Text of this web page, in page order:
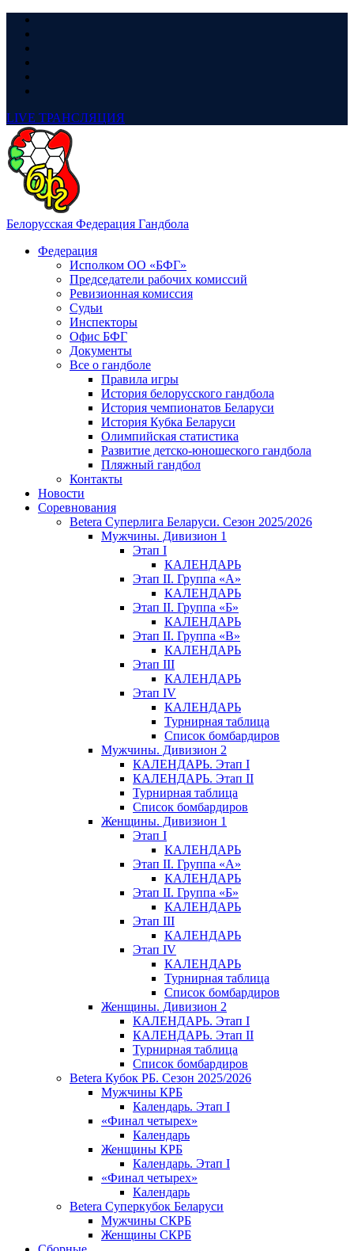
LIVE ТРАНСЛЯЦИЯ
Белорусская Федерация Гандбола
Федерация
Исполком ОО «БФГ»
Председатели рабочих комиссий
Ревизионная комиссия
Судьи
Инспекторы
Офис БФГ
Документы
Все о гандболе
Правила игры
История белорусского гандбола
История чемпионатов Беларуси
История Кубка Беларуси
Олимпийская статистика
Развитие детско-юношеского гандбола
Пляжный гандбол
Контакты
Новости
Соревнования
Betera Суперлига Беларуси. Сезон 2025/2026
Мужчины. Дивизион 1
Этап I
КАЛЕНДАРЬ
Этап II. Группа «А»
КАЛЕНДАРЬ
Этап II. Группа «Б»
КАЛЕНДАРЬ
Этап II. Группа «В»
КАЛЕНДАРЬ
Этап III
КАЛЕНДАРЬ
Этап IV
КАЛЕНДАРЬ
Турнирная таблица
Список бомбардиров
Мужчины. Дивизион 2
КАЛЕНДАРЬ. Этап I
КАЛЕНДАРЬ. Этап II
Турнирная таблица
Список бомбардиров
Женщины. Дивизион 1
Этап I
КАЛЕНДАРЬ
Этап II. Группа «А»
КАЛЕНДАРЬ
Этап II. Группа «Б»
КАЛЕНДАРЬ
Этап III
КАЛЕНДАРЬ
Этап IV
КАЛЕНДАРЬ
Турнирная таблица
Список бомбардиров
Женщины. Дивизион 2
КАЛЕНДАРЬ. Этап I
КАЛЕНДАРЬ. Этап II
Турнирная таблица
Список бомбардиров
Betera Кубок РБ. Сезон 2025/2026
Мужчины КРБ
Календарь. Этап I
«Финал четырех»
Календарь
Женщины КРБ
Календарь. Этап I
«Финал четырех»
Календарь
Betera Суперкубок Беларуси
Мужчины СКРБ
Женщины СКРБ